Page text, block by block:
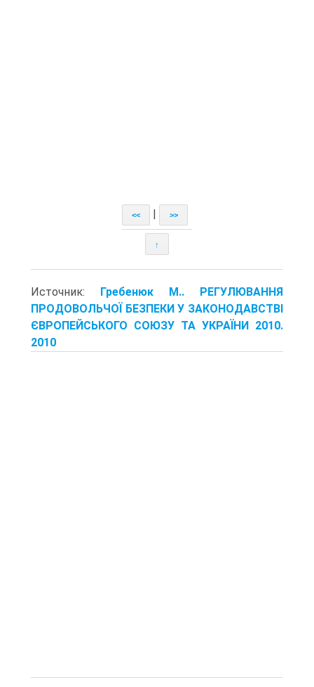
<< >>
↑
Источник: Гребенюк М.. РЕГУЛЮВАННЯ
ПРОДОВОЛЬЧОЇ БЕЗПЕКИ У ЗАКОНОДАВСТВІ
ЄВРОПЕЙСЬКОГО СОЮЗУ ТА УКРАЇНИ 2010.
2010